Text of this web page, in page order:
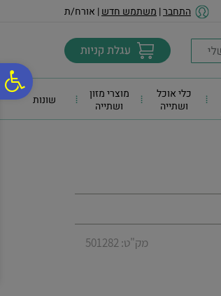
נגישות
אתר
המרכזי
התחבר| משתמש חדש| אורח/ת
כלי אוכל
ושתייה
מוצרי מזון
ושתייה
שונות
מק"ט: 501282